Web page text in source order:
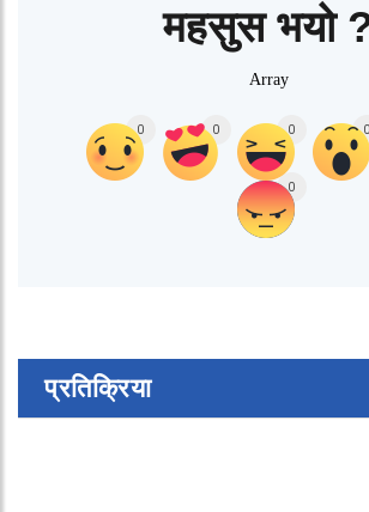
महसुस भयो
Array
0 0 0 0
0
प्रतिक्रिया